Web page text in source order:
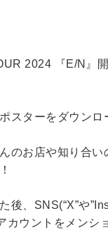
2024 『E/N』
スターをダウンロ
のお店や知り合い
後、SNS(“X”や
カウントをメンシ